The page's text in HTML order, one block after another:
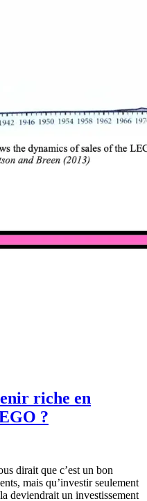
riche en
?
dirait que c’est un bon
mais qu’investir seulement
deviendrait un investissement